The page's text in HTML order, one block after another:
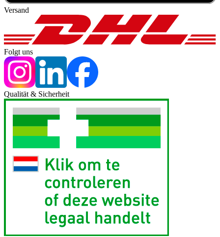
Versand
Folgt uns
Qualität & Sicherheit